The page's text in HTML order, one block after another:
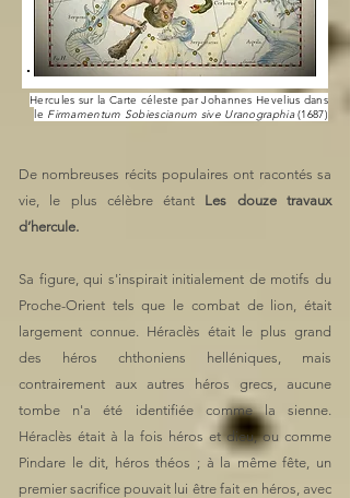
Hercules sur la Carte céleste par Johannes Hevelius dans
le Firmamentum Sobiescianum sive Uranographia(1687)
De nombreuses récits populaires ont racontés sa
vie, le plus célèbre étant Les douze travaux
d’hercule.
Sa figure, qui s'inspirait initialement de motifs du
Proche-Orient tels que le combat de lion, était
largement connue. Héraclès était le plus grand
des héros chthoniens helléniques, mais
contrairement aux autres héros grecs, aucune
tombe n'a été identifiée comme la sienne.
Héraclès était à la fois héros et dieu, ou comme
Pindare le dit, héros théos ; à la même fête, un
premier sacrifice pouvait lui être fait en héros, avec